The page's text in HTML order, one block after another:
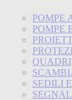
POMPE
POMPE
QUADRI
SEDILI